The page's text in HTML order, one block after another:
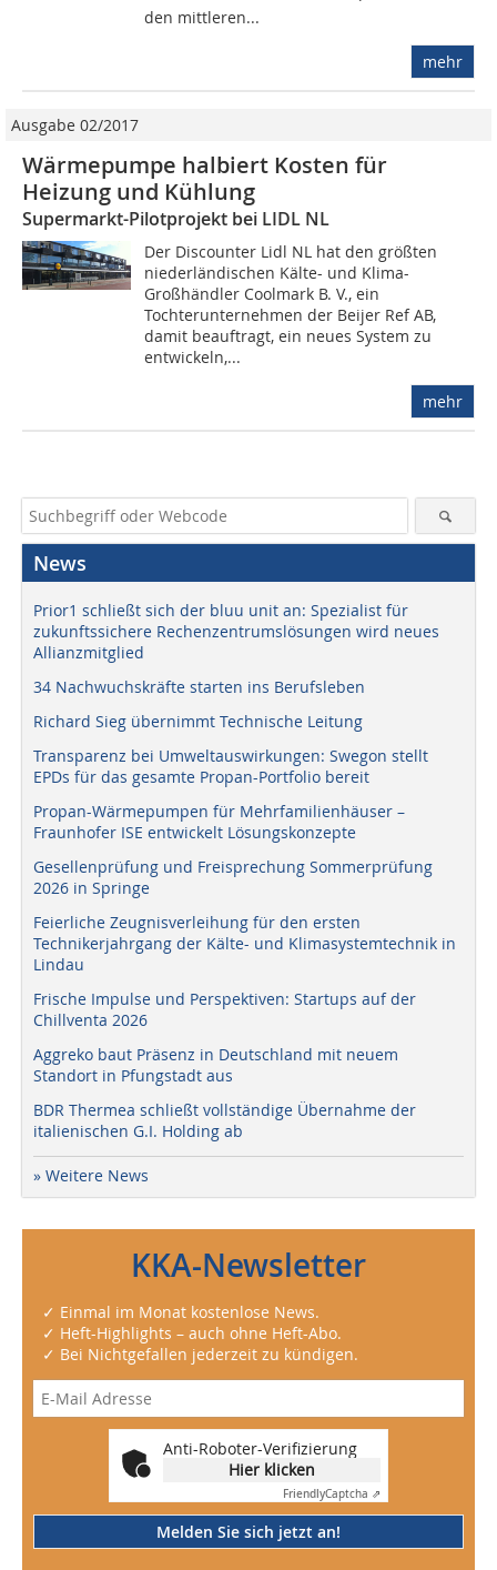
den mittleren...
mehr
Ausgabe 02/2017
Wärmepumpe halbiert Kosten für
Heizung und Kühlung
Supermarkt-Pilotprojekt bei LIDL NL
Der Discounter Lidl NL hat den größten
niederländischen Kälte- und Klima-
Großhändler Coolmark B. V., ein
Tochterunternehmen der Beijer Ref AB,
damit beauftragt, ein neues System zu
entwickeln,...
mehr
News
Prior1 schließt sich der bluu unit an: Spezialist für
zukunftssichere Rechenzentrumslösungen wird neues
Allianzmitglied
34 Nachwuchskräfte starten ins Berufsleben
Richard Sieg übernimmt Technische Leitung
Transparenz bei Umweltauswirkungen: Swegon stellt
EPDs für das gesamte Propan-Portfolio bereit
Propan-Wärmepumpen für Mehrfamilienhäuser –
Fraunhofer ISE entwickelt Lösungskonzepte
Gesellenprüfung und Freisprechung Sommerprüfung
2026 in Springe
Feierliche Zeugnisverleihung für den ersten
Technikerjahrgang der Kälte- und Klimasystemtechnik in
Lindau
Frische Impulse und Perspektiven: Startups auf der
Chillventa 2026
Aggreko baut Präsenz in Deutschland mit neuem
Standort in Pfungstadt aus
BDR Thermea schließt vollständige Übernahme der
italienischen G.I. Holding ab
» Weitere News
KKA-Newsletter
✓ Einmal im Monat kostenlose News.
✓ Heft-Highlights – auch ohne Heft-Abo.
✓ Bei Nichtgefallen jederzeit zu kündigen.
Anti-Roboter-Verifizierung
Hier klicken
FriendlyCaptcha ⇗
Melden Sie sich jetzt an!